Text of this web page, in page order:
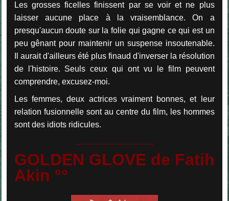
Les grosses ficelles finissent par se voir et ne plus
laisser aucune place à la vraisemblance. On a
presqu'aucun doute sur la folie qui gagne ce qui est un
peu gênant pour maintenir un suspense insoutenable.
Il aurait d'ailleurs été plus finaud d'inverser la résolution
de l'histoire. Seuls ceux qui ont vu le film peuvent
comprendre, excusez-moi.
Les femmes, deux actrices vraiment bonnes, et leur
relation fusionnelle sont au centre du film, les hommes
sont des idiots ridicules.
………………………..
GOLDEN GLOVE de Fatih
Akin °°